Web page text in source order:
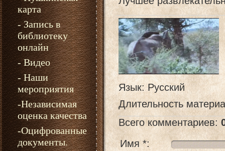
карта
- Запись в
библиотеку
онлайн
- Видео
- Наши
мероприятия
-Независимая
оценка качества
-Оцифрованные
документы.
Язык: Русский
Длительность
Всего комментариев:
Имя *: